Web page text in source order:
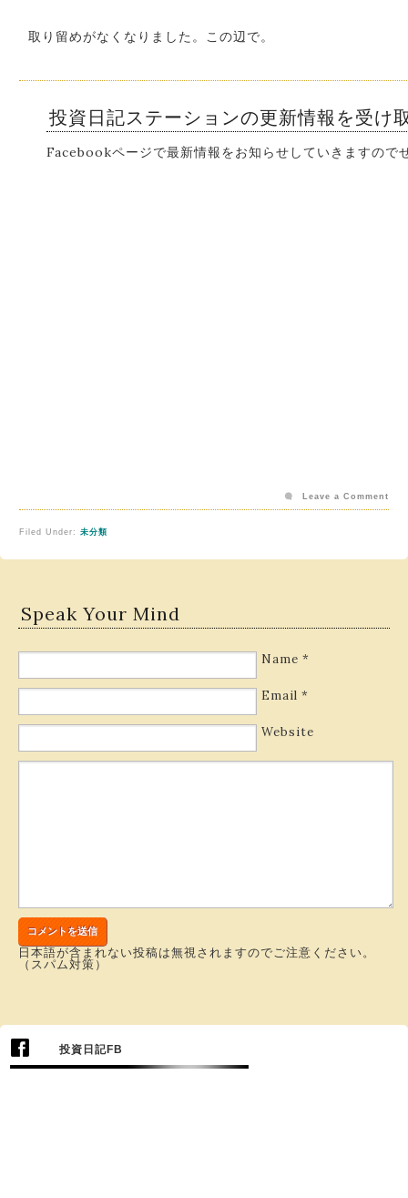
取り留めがなくなりました。この辺で。
投資日記ステーションの更新情報を受け
Facebookページで最新情報をお知らせしていきますので
Filed Under: 未分類
Leave a Comment
Speak Your Mind
Name *
Email *
Website
日本語が含まれない投稿は無視されますのでご注意ください。
（スパム対策）
投資日記FB